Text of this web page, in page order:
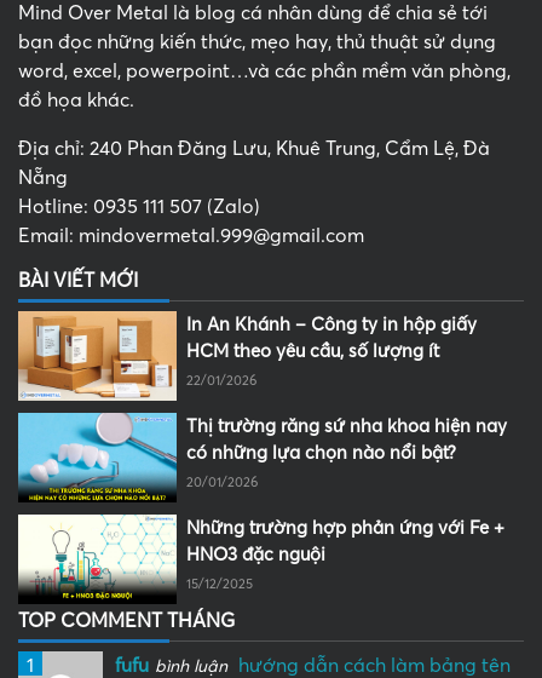
Mind Over Metal là blog cá nhân dùng để chia sẻ tới
bạn đọc những kiến thức, mẹo hay, thủ thuật sử dụng
word, excel, powerpoint…và các phần mềm văn phòng,
đồ họa khác.
Địa chỉ: 240 Phan Đăng Lưu, Khuê Trung, Cẩm Lệ, Đà
Nẵng
Hotline: 0935 111 507 (Zalo)
Email: mindovermetal.999@gmail.com
BÀI VIẾT MỚI
In An Khánh – Công ty in hộp giấy
HCM theo yêu cầu, số lượng ít
22/01/2026
Thị trường răng sứ nha khoa hiện nay
có những lựa chọn nào nổi bật?
20/01/2026
Những trường hợp phản ứng với Fe +
HNO3 đặc nguội
15/12/2025
TOP COMMENT THÁNG
1 fufu bình luận
hướng dẫn cách làm bảng tên